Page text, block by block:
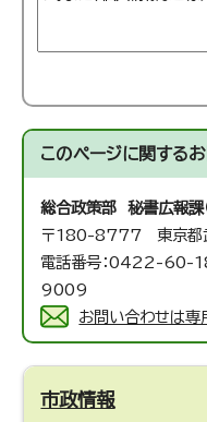
このページに関する
総合政策部 秘書広報課
〒180-8777 東京都
電話番号：0422-60-
9009
お問い合わせは専
市政情報